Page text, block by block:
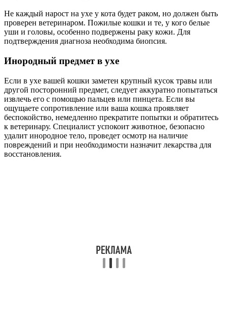
Не каждый нарост на ухе у кота будет раком, но должен быть
проверен ветеринаром. Пожилые кошки и те, у кого белые
уши и головы, особенно подвержены раку кожи. Для
подтверждения диагноза необходима биопсия.
Инородный предмет в ухе
Если в ухе вашей кошки заметен крупный кусок травы или
другой посторонний предмет, следует аккуратно попытаться
извлечь его с помощью пальцев или пинцета. Если вы
ощущаете сопротивление или ваша кошка проявляет
беспокойство, немедленно прекратите попытки и обратитесь
к ветеринару. Специалист успокоит животное, безопасно
удалит инородное тело, проведет осмотр на наличие
повреждений и при необходимости назначит лекарства для
восстановления.